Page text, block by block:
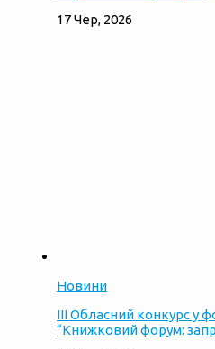
17 Чер, 2026
Новини
ІІІ Обласний конкурс у
“Книжковий форум: